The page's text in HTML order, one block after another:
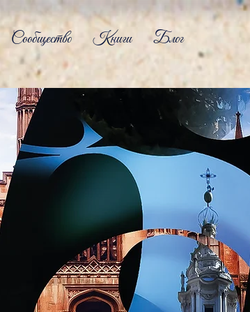
Сообщество Книги Блог